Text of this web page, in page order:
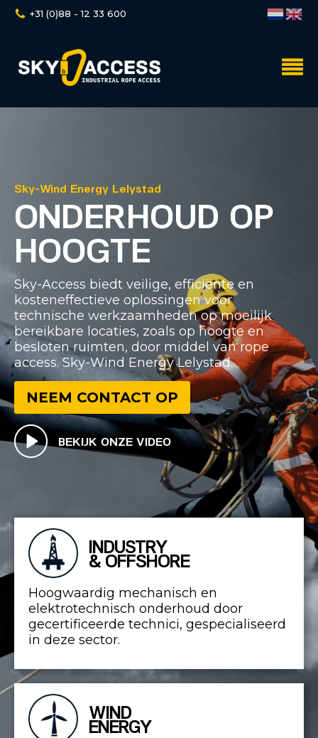
+31 (0)88 - 12 33 600
Sky-Wind Energy Lelystad
ONDERHOUD OP
HOOGTE
Sky-Access biedt veilige, efficiënte en
kosteneffectieve oplossingen voor
technische werkzaamheden op moeilijk
bereikbare locaties, zoals op hoogte en
besloten ruimten, door middel van rope
access. Sky-Wind Energy Lelystad.
NEEM CONTACT OP
BEKIJK ONZE VIDEO
INDUSTRY
& OFFSHORE
Hoogwaardig mechanisch en
elektrotechnisch onderhoud door
gecertificeerde technici, gespecialiseerd
in deze sector.
WIND
ENERGY